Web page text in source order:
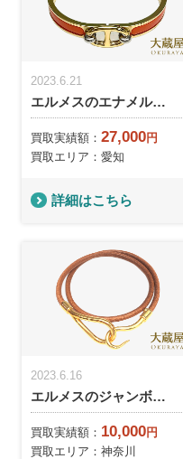
2023.6.21
エルメスのエナメル…
買取実績額：27,000円
買取エリア：愛知
詳細はこちら
2023.6.16
エルメスのジャンボ…
買取実績額： 10,000円
買取エリア：神奈川